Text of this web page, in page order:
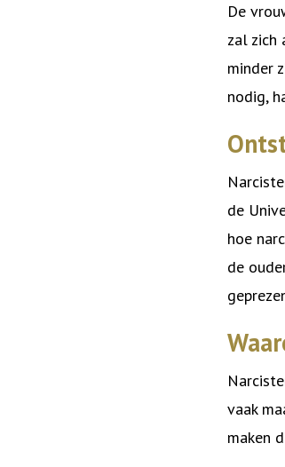
De
zal zich
minder
nodig,
de
hoe
de
vaak
maken